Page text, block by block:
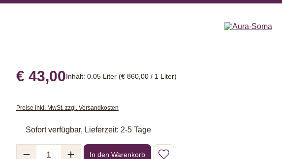
€ 43,00Inhalt: 0.05 Liter (€ 860,00 / 1 Liter)
Preise inkl. MwSt. zzgl. Versandkosten
Sofort verfügbar, Lieferzeit: 2-5 Tage
Produkt Anzahl: Gib den gewünschten Wert ein oder benutze die Schaltflächen
In den Warenkorb